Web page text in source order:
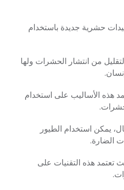
حشرية جديدة باستخدام
من انتشار الحشرات ولها
هذه الأساليب على استخدام
يمكن استخدام الطيور
الضارة.
تعتمد هذه التقنيات على